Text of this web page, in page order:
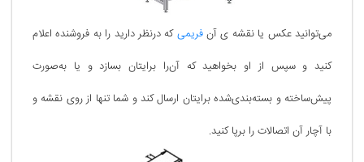
می‌توانید عکس یا نقشه ی آن فریمیکه درنظر دارید را به فروشنده اعلام
کنید و سپس از او بخواهید که آن‌را برایتان بسازد و یا به‌صورت
پیش‌ساخته و بسته‌بندی‌شده برایتان ارسال کند و شما تنها از روی نقشه و
با آچار آن اتصالات را برپا کنید.